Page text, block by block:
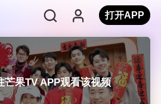
打开APP
芒果TV APP观看该视频